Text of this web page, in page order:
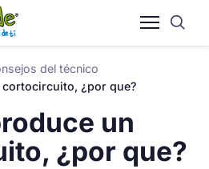
del técnico
¿por que?
un
¿por que?